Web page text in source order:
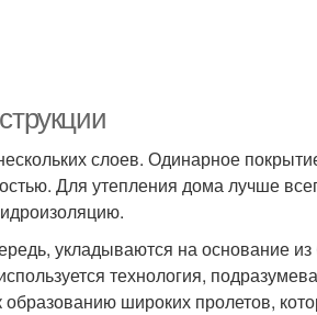
слоев. Одинарное
Для утепления дома лучше
укладываются на основание из
технология,
широких пролетов,